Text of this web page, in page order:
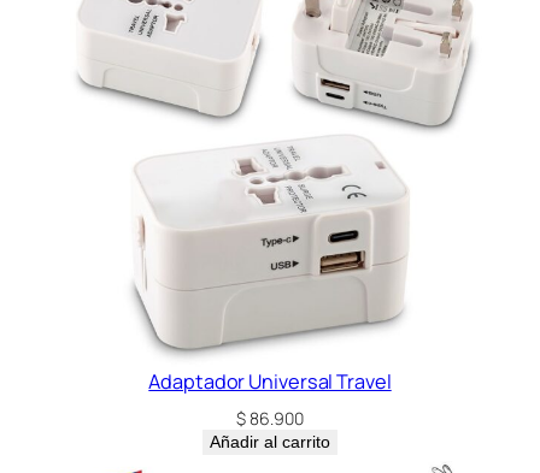
Adaptador Universal Travel
$86.900
Añadir al carrito